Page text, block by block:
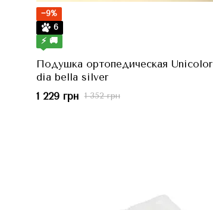
−9%
6
⚡ 🚚
Подушка ортопедическая Unicolor
dia bella silver
1 352 грн
1 229 грн